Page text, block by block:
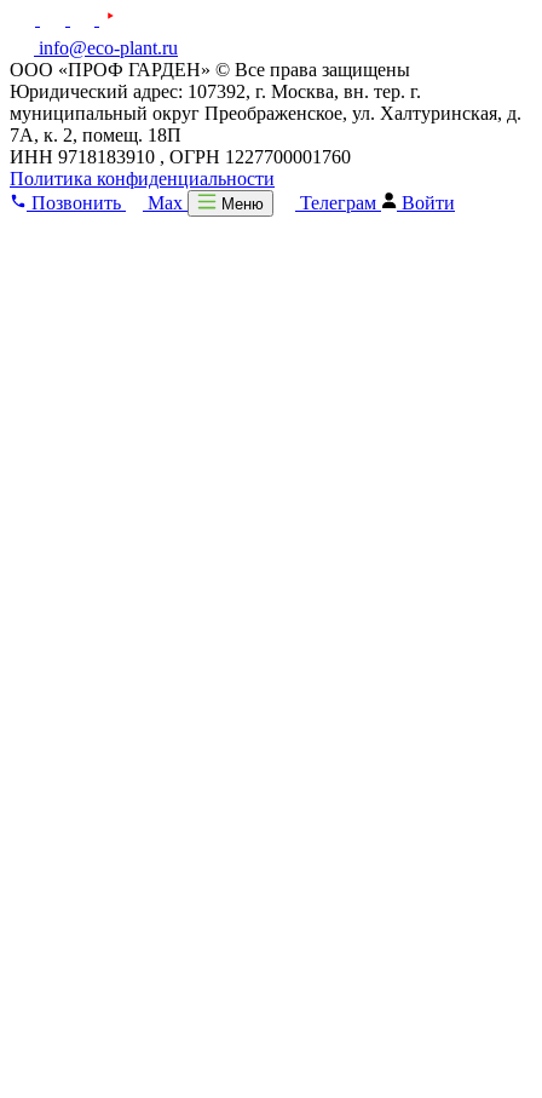
info@eco-plant.ru
ООО «ПРОФ ГАРДЕН» © Все права защищены
Юридический адрес: 107392, г. Москва, вн. тер. г.
муниципальный округ Преображенское, ул. Халтуринская, д.
7А, к. 2, помещ. 18П
ИНН 9718183910 , ОГРН 1227700001760
Политика конфиденциальности
Позвонить
Max Меню Телеграм Войти